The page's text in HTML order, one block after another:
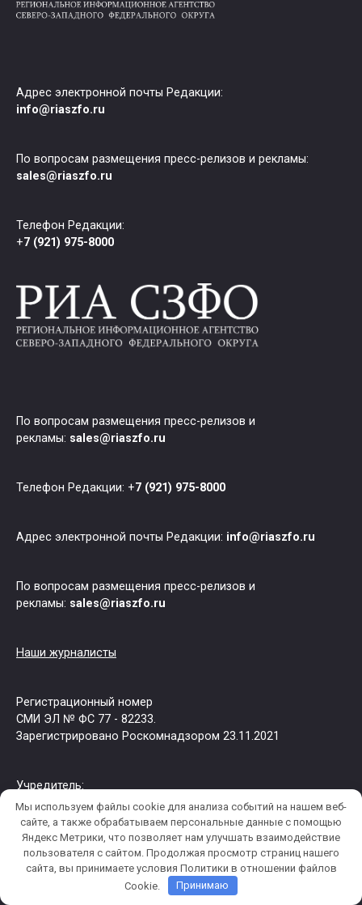
Адрес электронной почты Редакции:
info@riaszfo.ru
По вопросам размещения пресс-релизов и рекламы:
sales@riaszfo.ru
Телефон Редакции:
+7 (921) 975-8000
По вопросам размещения пресс-релизов и
рекламы: sales@riaszfo.ru
Телефон Редакции: +7 (921) 975-8000
Адрес электронной почты Редакции: info@riaszfo.ru
По вопросам размещения пресс-релизов и
рекламы: sales@riaszfo.ru
Наши журналисты
Регистрационный номер
СМИ ЭЛ № ФС 77 - 82233.
Зарегистрировано Роскомнадзором 23.11.2021
Учредитель:
Крамаровский Илья Сергеевич
Главный редактор: Крамаровский И.С.
Мы используем файлы cookie для анализа событий на нашем веб-
сайте, а также обрабатываем персональные данные с помощью
Яндекс Метрики, что позволяет нам улучшать взаимодействие
пользователя c сайтом. Продолжая просмотр страниц нашего
сайта, вы принимаете условия Политики в отношении файлов
Cookie.
Принимаю